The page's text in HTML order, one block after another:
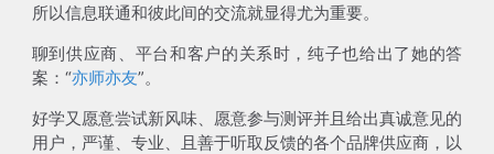
所以信息联通和彼此间的交流就显得尤为重要。
聊到供应商、平台和客户的关系时，纯子也给出了她的答
案：“亦师亦友”。
好学又愿意尝试新风味、愿意参与测评并且给出真诚意见的
用户，严谨、专业、且善于听取反馈的各个品牌供应商，以